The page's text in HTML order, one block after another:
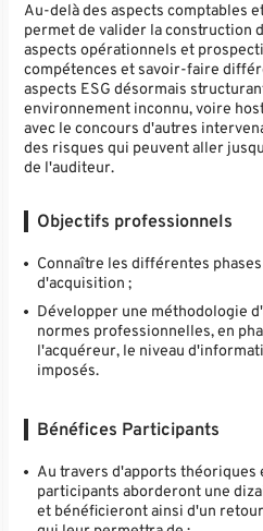
Au-delà des aspects comptables
permet de valider la construction
aspects opérationnels et
compétences et savoir-faire
aspects ESG désormais
environnement inconnu, voire
avec le concours d'autres
des risques qui peuvent aller
de l'auditeur.
Objectifs professionnels
Connaître les différentes
d'acquisition ;
Développer une méthodologie
normes professionnelles, en
l'acquéreur, le niveau
imposés.
Bénéfices Participants
Au travers d'apports théoriques
participants aborderont une
et bénéficieront ainsi d'un